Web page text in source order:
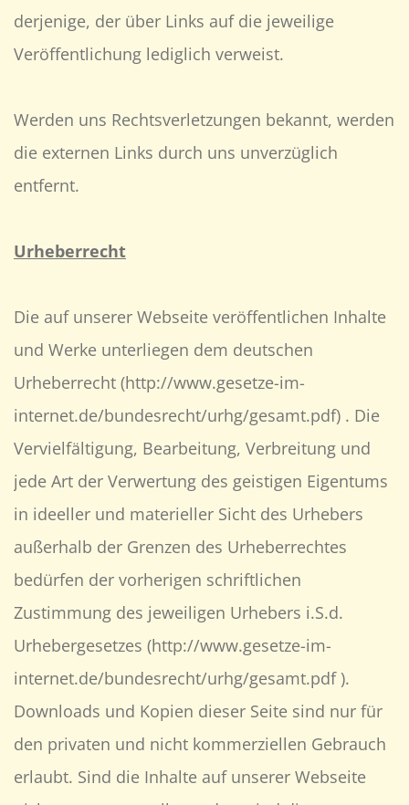
derjenige, der über Links auf die jeweilige
Veröffentlichung lediglich verweist.
Werden uns Rechtsverletzungen bekannt, werden
die externen Links durch uns unverzüglich
entfernt.
Urheberrecht
Die auf unserer Webseite veröffentlichen Inhalte
und Werke unterliegen dem deutschen
Urheberrecht (http://www.gesetze-im-
internet.de/bundesrecht/urhg/gesamt.pdf) . Die
Vervielfältigung, Bearbeitung, Verbreitung und
jede Art der Verwertung des geistigen Eigentums
in ideeller und materieller Sicht des Urhebers
außerhalb der Grenzen des Urheberrechtes
bedürfen der vorherigen schriftlichen
Zustimmung des jeweiligen Urhebers i.S.d.
Urhebergesetzes (http://www.gesetze-im-
internet.de/bundesrecht/urhg/gesamt.pdf ).
Downloads und Kopien dieser Seite sind nur für
den privaten und nicht kommerziellen Gebrauch
erlaubt. Sind die Inhalte auf unserer Webseite